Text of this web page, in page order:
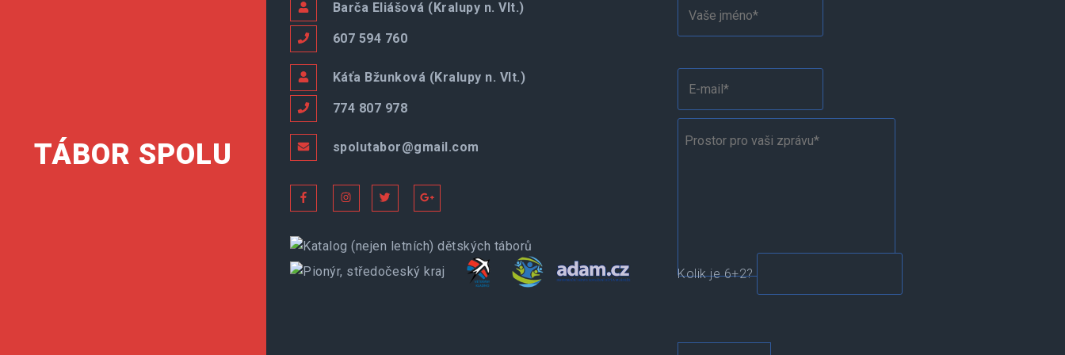
TÁBOR SPOLU
Barča Eliášová (Kralupy n. Vlt.)
607 594 760
Káťa Bžunková (Kralupy n. Vlt.)
774 807 978
spolutabor@gmail.com
Kolik je 6+2?